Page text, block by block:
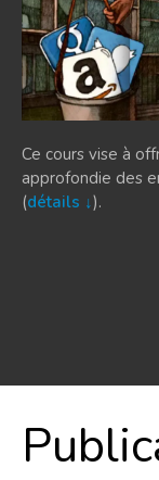
Ce cours vise à
approfondie des
(détails ↓).